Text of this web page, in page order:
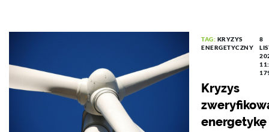
TAG: KRYZYS
ENERGETYCZNY
8
Kryzys
energetykę